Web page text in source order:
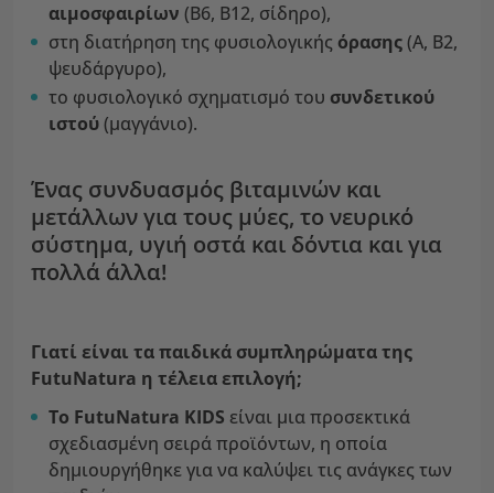
αιμοσφαιρίων (B6, B12, σίδηρο),
στη διατήρηση της φυσιολογικής όρασης(A, B2,
ψευδάργυρο),
το φυσιολογικό σχηματισμό του συνδετικού
ιστού(μαγγάνιο).
Ένας συνδυασμός βιταμινών και
μετάλλων για τους μύες, το νευρικό
σύστημα, υγιή οστά και δόντια και για
πολλά άλλα!
Γιατί είναι τα παιδικά συμπληρώματατης
FutuNatura η τέλεια επιλογή;
Το FutuNatura KIDS είναι μια προσεκτικά
σχεδιασμένη σειρά προϊόντων, η οποία
δημιουργήθηκε για να καλύψει τις ανάγκες των